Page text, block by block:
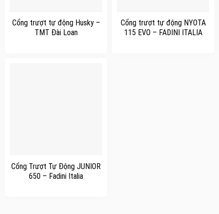
Cổng trượt tự động Husky –
TMT Đài Loan
Cổng trượt tự động NYOTA
115 EVO – FADINI ITALIA
Cổng Trượt Tự Động JUNIOR
650 – Fadini Italia